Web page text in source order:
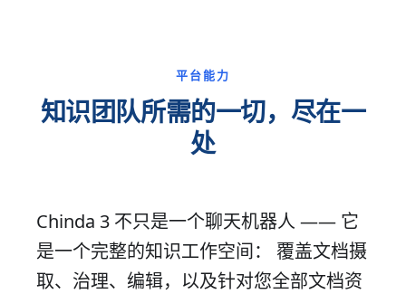
平台能力
知识团队所需的一切，尽在一
处
Chinda 3 不只是一个聊天机器人 —— 它
是一个完整的知识工作空间： 覆盖文档摄
取、治理、编辑，以及针对您全部文档资